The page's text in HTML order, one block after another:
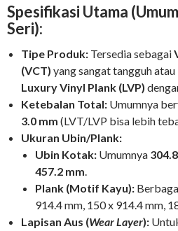
Spesifikasi Utama
Seri):
Tipe Produk: Tersedia sebagai
(VCT) yang sangat tangguh atau
Luxury Vinyl Plank (LVP)
Ketebalan Total: Umumnya
3.0 mm (LVT/LVP bisa lebih
Ukuran Ubin/Plank:
Ubin Kotak: Umumnya
457.2 mm.
Plank (Motif Kayu):
914.4 mm, 150 x 914.4 mm,
Lapisan Aus (Wear Layer):